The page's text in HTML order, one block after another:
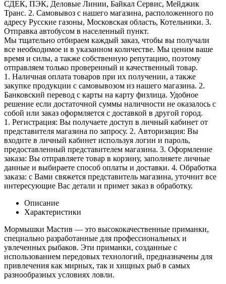
СДЕК, ПЭК, Деловые Линии, Байкал Сервис, Мейджик
Транс. 2. Самовывоз с нашего магазина, расположенного по
адресу Русские газоны, Московская область, Котельники. 3.
Отправка автобусом в населенный пункт.
Мы тщательно отбираем каждый заказ, чтобы вы получали
все необходимое и в указанном количестве. Мы ценим ваше
время и силы, а также собственную репутацию, поэтому
отправляем только проверенный и качественный товар.
1. Наличная оплата товаров при их получении, а также
закупке продукции с самовывозом из нашего магазина. 2.
Банковский перевод с карты на карту физлица. Удобное
решение если достаточной суммы наличности не оказалось с
собой или заказ оформляется с доставкой в другой город.
1. Регистрация: Вы получаете доступ в личный кабинет от
представителя магазина по запросу. 2. Авторизация: Вы
входите в личный кабинет используя логин и пароль,
предоставленный представителем магазина. 3. Оформление
заказа: Вы отправляете товар в корзину, заполняете личные
данные и выбираете способ оплаты и доставки. 4. Обработка
заказа: с Вами свяжется представитель магазина, уточнит все
интересующие Вас детали и примет заказ в обработку.
Описание
Характеристики
Мормышки Мастив — это высококачественные приманки,
специально разработанные для профессиональных и
увлеченных рыбаков. Эти приманки, созданные с
использованием передовых технологий, предназначены для
привлечения как мирных, так и хищных рыб в самых
разнообразных условиях ловли.